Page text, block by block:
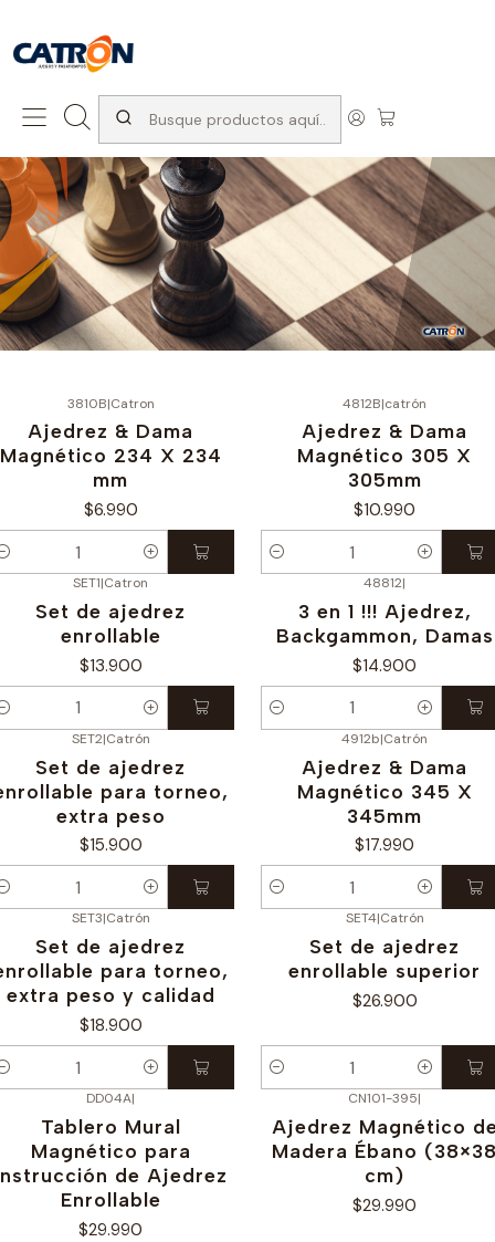
Inicio Productos
3810B|Catron
Ajedrez & Dama
Magnético 234 X 234
mm
$6.990
4812B|catrón
Ajedrez & Dama
Magnético 305 X
305mm
$10.990
Cantidad
SET1|Catron
Set de ajedrez
enrollable
$13.900
48812|
3 en 1 !!! Ajedrez,
Backgammon, Damas
$14.900
Cantidad
SET2|Catrón
Set de ajedrez
para torneo,
extra peso
$15.900
4912b|Catrón
Ajedrez & Dama
Magnético 345 X
345mm
$17.990
Cantidad
SET3|Catrón
Set de ajedrez
para torneo,
extra peso y calidad
$18.900
SET4|Catrón
Set de ajedrez
enrollable superior
$26.900
Cantidad
DD04A|
Tablero Mural
Magnético para
de Ajedrez
Enrollable
$29.990
CN101-395|
Ajedrez Magnético
Madera Ébano
cm)
$29.990